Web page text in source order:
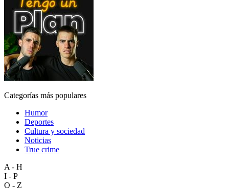
Categorías más populares
Humor
Deportes
Cultura y sociedad
Noticias
True crime
A - H
I - P
Q - Z